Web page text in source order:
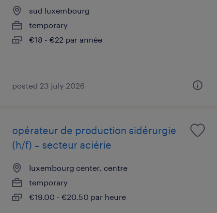
sud luxembourg
temporary
€18 - €22 par année
posted 23 july 2026
opérateur de production sidérurgie
(h/f) – secteur aciérie
luxembourg center, centre
temporary
€19.00 - €20.50 par heure